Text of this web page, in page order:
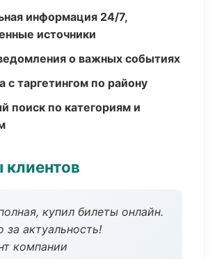
информация 24/7,
источники
о важных событиях
с таргетингом по району
поиск по категориям и
купил билеты онлайн.
за актуальность!
компании